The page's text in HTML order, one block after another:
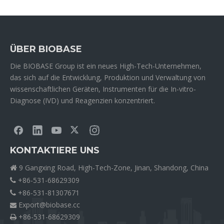
ÜBER BIOBASE
Die BIOBASE Group ist ein neues High-Tech-Unternehmen,
das sich auf die Entwicklung, Produktion und Verwaltung von
wissenschaftlichen Geräten, Instrumenten für die In-vitro-
Diagnose (IVD) und Reagenzien konzentriert.
KONTAKTIERE UNS
 9 Gangxing Road, High-Tech-Zone, Jinan, Shandong, China
 +86-531-68629309
 +86-531-81307671
 Export@biobase.cc
 +86-531-68629309